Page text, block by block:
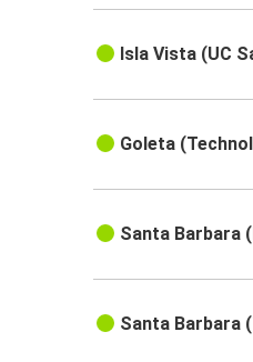
Isla Vista (UC
Goleta
Santa Barbara
Santa Barbara